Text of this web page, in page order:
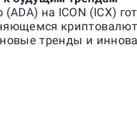
на ICON (ICX)
тренды и